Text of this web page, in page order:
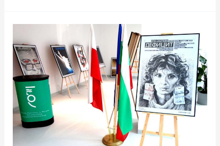
WYSTAWA
„MISTRZOWIE
BUŁGARSKIEGO
PLAKATU
ICH
POLSKIE
INSPIRACJE”.